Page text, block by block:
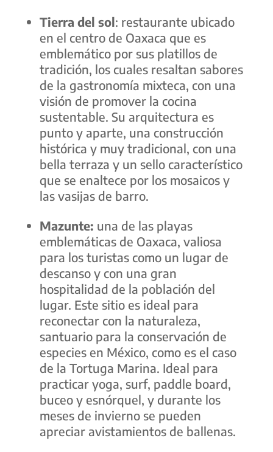
Tierra del sol: restaurante ubicado
en el centro de Oaxaca que es
emblemático por sus platillos de
tradición, los cuales resaltan sabores
de la gastronomía mixteca, con una
visión de promover la cocina
sustentable. Su arquitectura es
punto y aparte, una construcción
histórica y muy tradicional, con una
bella terraza y un sello característico
que se enaltece por los mosaicos y
las vasijas de barro.
Mazunte: una de las playas
emblemáticas de Oaxaca, valiosa
para los turistas como un lugar de
descanso y con una gran
hospitalidad de la población del
lugar. Este sitio es ideal para
reconectar con la naturaleza,
santuario para la conservación de
especies en México, como es el caso
de la Tortuga Marina. Ideal para
practicar yoga, surf, paddle board,
buceo y esnórquel, y durante los
meses de invierno se pueden
apreciar avistamientos de ballenas.